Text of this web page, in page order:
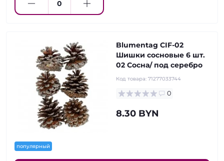
популярный
Blumentag CIF-02
Шишки сосновые 6 шт.
02 Сосна/ под серебро
Код товара: 71277033744
0
8.30 BYN